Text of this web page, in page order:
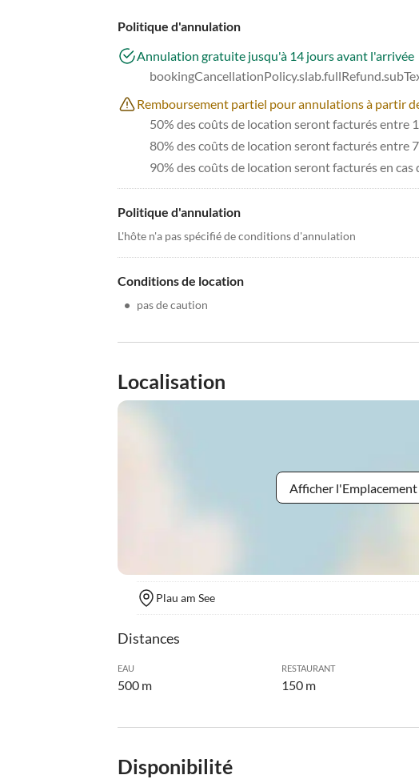
Politique d'annulation
Annulation gratuite jusqu'à 14 jours avant l'arrivée
Remboursement partiel pour annulations à partir
50% des coûts de location seront facturés entre
80% des coûts de location seront facturés entre
90% des coûts de location seront facturés en
Politique d'annulation
L'hôte n'a pas spécifié de conditions d'annulation
Conditions de location
• pas de caution
Localisation
Afficher
Plau am See
Distances
EAU
500 m
RESTAURANT
150 m
Disponibilité